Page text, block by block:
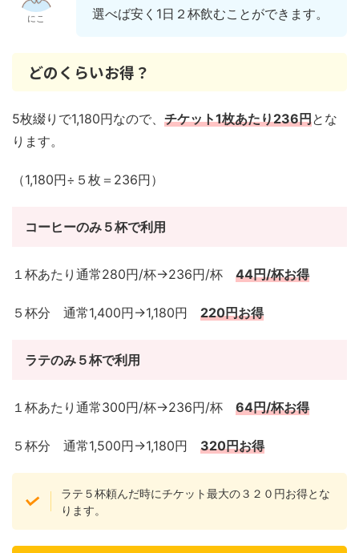
にこ
選べば安く1日２杯飲むことができます。
どのくらいお得？
5枚綴りで1,180円なので、 チケット1枚あたり236円とな
ります。
（1,180円÷５枚＝236円）
コーヒーのみ５杯で利用
１杯あたり通常280円/杯→236円/杯 44円/杯お得
５杯分 通常1,400円→1,180円 220円お得
ラテのみ５杯で利用
１杯あたり通常300円/杯→236円/杯 64円/杯お得
５杯分 通常1,500円→1,180円 320円お得
ラテ５杯頼んだ時にチケット最大の３２０円お得とな
ります。